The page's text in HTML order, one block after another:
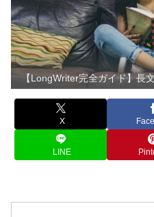
【LongWriter完全ガイド】長
X
LINE